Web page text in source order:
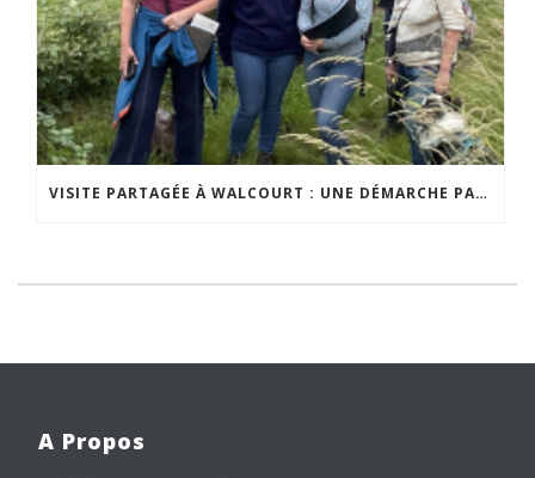
VISITE PARTAGÉE À WALCOURT : UNE DÉMARCHE PARTICIPATIVE ANIMÉE PAR ESPACE ENVIRONNEMENT
A Propos